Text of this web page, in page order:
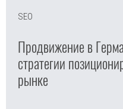
SEO
Продвижение в
стратегии
рынке